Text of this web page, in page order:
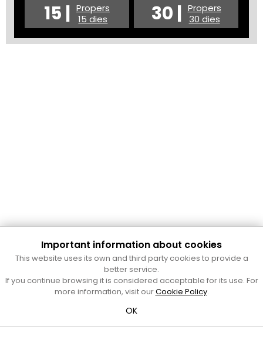
15 | Propers
15 dies
30 | Propers
30 dies
Cultura Mataró
Ajuntament de Mataró
C. de Sant Josep, 9 (Mataró, 08302)
Horari d'obertura: dilluns, dimecres i divendres de 10 a 13 h.
al telèfon al 93 758 23 61
Bústia ciutadana
Important information about cookies
This website uses its own and third party cookies to provide a
better service.
If you continue browsing it is considered acceptable for its use. For
more information, visit ourCookie Policy.
OK